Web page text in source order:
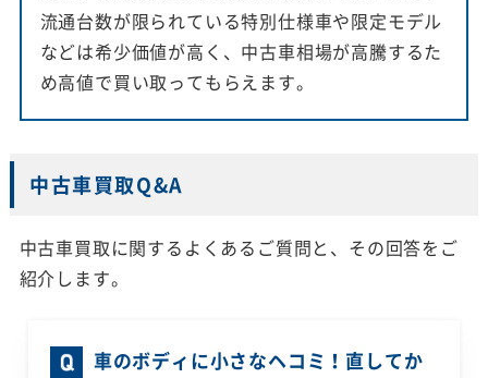
流通台数が限られている特別仕様車や限定モデル
などは希少価値が高く、中古車相場が高騰するた
め高値で買い取ってもらえます。
中古車買取Q&A
中古車買取に関するよくあるご質問と、その回答をご
紹介します。
車のボディに小さなヘコミ！直してか